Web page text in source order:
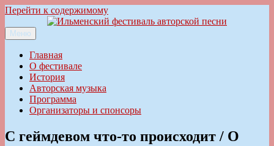
Перейти к содержимому
Ильменский фестиваль авторской песни
Меню
Главная
О фестивале
История
Авторская музыка
Программа
Организаторы и спонсоры
С геймдевом что-то происходит / О